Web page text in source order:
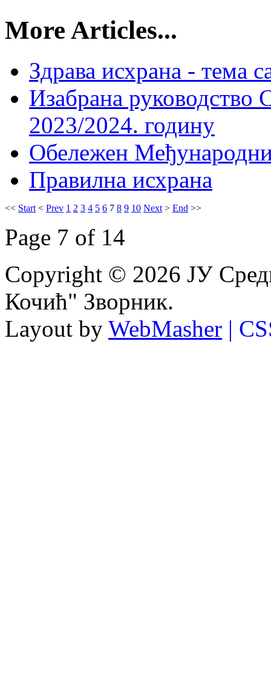
More Articles...
Здрава исхрана - тема
Изабрана руководство
2023/2024. годину
Обележен
Правилна исхрана
<< Start < Prev 1 2 3 4 5 6 7 8 9 10 Next > End >>
Page 7 of 14
Copyright © 2026 ЈУ
Кочић" Зворник.
Layout by WebMasher |